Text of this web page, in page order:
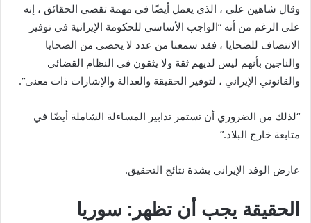
وقال شاهين علي ، الذي يعمل أيضًا في مهمة تقصي الحقائق ، إنه
على الرغم من أنه “الواجب الأساسي للحكومة الإيرانية في توفير
الانتصاف للضحايا ، فقد سمعنا من عدد لا يحصى من الضحايا
والناجين بأنهم ليس لديهم ثقة ولا يثقون في النظام القضائي
والقانوني الإيراني ، لتوفير الحقيقة والعدالة والإشارات ذات معنى”.
“لذلك من الضروري أن تستمر تدابير المساءلة الشاملة أيضًا في
متابعة خارج البلاد.”
عارض الوفد الإيراني بشدة نتائج التحقيق.
الحقيقة يجب أن تظهر: سوريا